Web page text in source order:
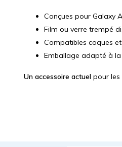
Conçues pour Galaxy
Film ou verre trempé
Compatibles coques
Emballage adapté à
Un accessoire actuel pour